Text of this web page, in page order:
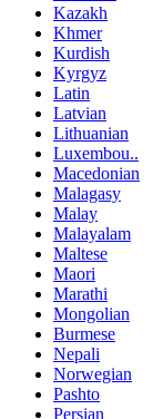
Kazakh
Khmer
Kurdish
Kyrgyz
Latin
Latvian
Lithuanian
Luxembou..
Macedonian
Malagasy
Malay
Malayalam
Maltese
Maori
Marathi
Mongolian
Burmese
Nepali
Norwegian
Pashto
Persian